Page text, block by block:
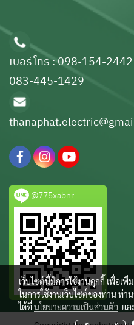
เบอร์โทร : 098-154-2442
083-445-1429
@775xabnr
เว็บไซต์นี้มีการใช้งานคุกกี้ เพื่อ
ในการใช้งานเว็บไซต์ของท่าน ท่า
ได้ที่นโยบายความเป็นส่วนตัว แล